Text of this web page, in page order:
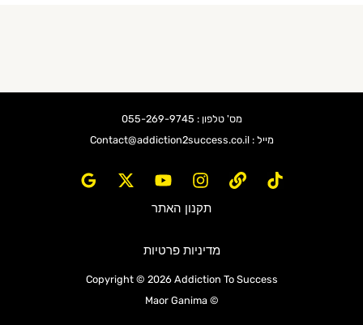
מס' טלפון : 055-269-9745
מייל : Contact@addiction2success.co.il
תקנון האתר
מדיניות פרטיות
Copyright © 2026 Addiction To Success
© Maor Ganima